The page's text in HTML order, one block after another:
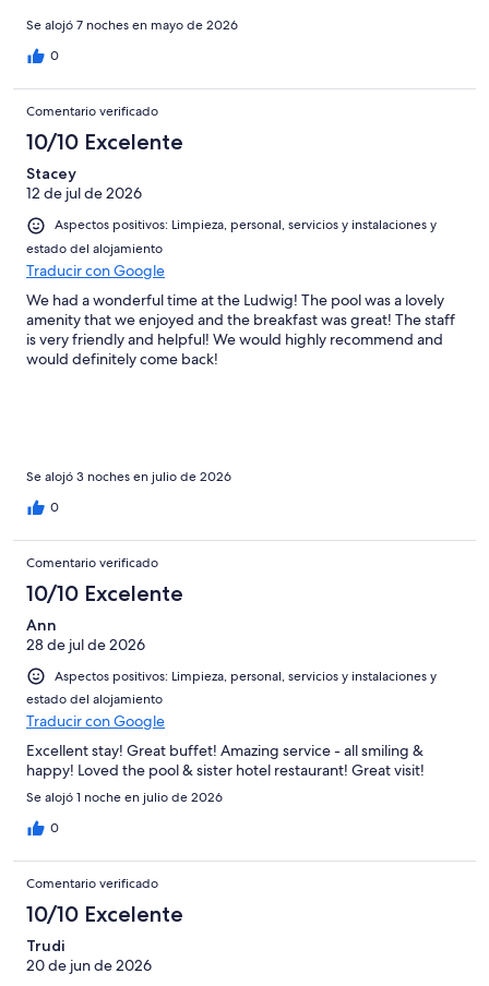
Se alojó 7 noches en mayo de 2026
0
Comentario verificado
10/10 Excelente
Stacey
12 de jul de 2026
Aspectos positivos: Limpieza, personal, servicios y instalaciones y
estado del alojamiento
Traducir con Google
We had a wonderful time at the Ludwig! The pool was a lovely
amenity that we enjoyed and the breakfast was great! The staff
is very friendly and helpful! We would highly recommend and
would definitely come back!
Se alojó 3 noches en julio de 2026
0
Comentario verificado
10/10 Excelente
Ann
28 de jul de 2026
Aspectos positivos: Limpieza, personal, servicios y instalaciones y
estado del alojamiento
Traducir con Google
Excellent stay! Great buffet! Amazing service - all smiling &
happy! Loved the pool & sister hotel restaurant! Great visit!
Se alojó 1 noche en julio de 2026
0
Comentario verificado
10/10 Excelente
Trudi
20 de jun de 2026